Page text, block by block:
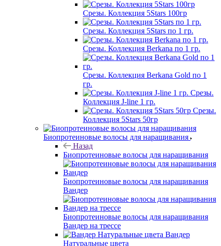
Срезы. Коллекция 5Stars 100гр
Срезы. Коллекция 5Stars по 1 гр.
Срезы. Коллекция Berkana по 1 гр.
Срезы. Коллекция Berkana Gold по 1
гр.
Срезы.
Коллекция J-line 1 гр.
Срезы.
Коллекция 5Stars 50гр
Биопротеиновые волосы для наращивания
Назад
Биопротеиновые волосы для наращивания
Биопротеиновые волосы для наращивания
Вандер
Биопротеиновые волосы для наращивания
Вандер на трессе
Вандер
Натуральные цвета